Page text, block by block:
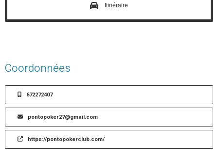
Itinéraire
Coordonnées
672272407
pontopoker27@gmail.com
https://pontopokerclub.com/